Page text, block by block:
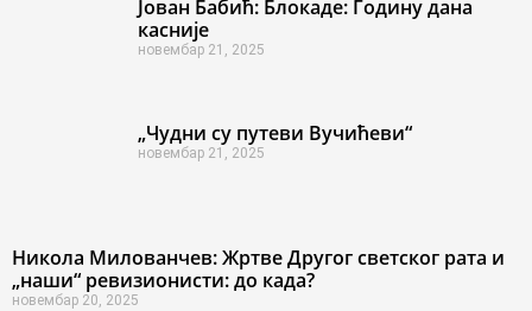
Јован Бабић: Блокаде: Годину дана
касније
новембар 21, 2025
„Чудни су путеви Вучићеви“
новембар 21, 2025
Никола Милованчев: Жртве Другог светског рата и
„наши“ ревизионисти: до када?
новембар 20, 2025